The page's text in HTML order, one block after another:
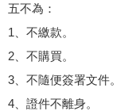
五不為：
1、不繳款。
2、不購買。
3、不隨便簽署文件。
4、證件不離身。